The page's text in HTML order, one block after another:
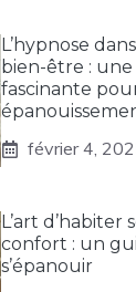
L’hypnose
bien-être :
fascinante
février 4,
L’art d’habiter
confort : un
s’épanouir